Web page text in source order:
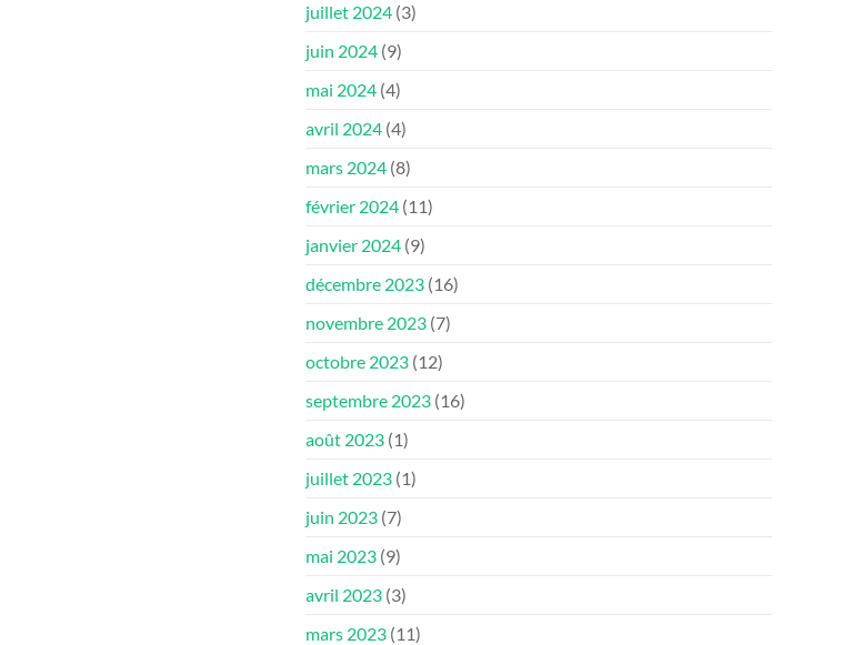
juillet 2024 (3)
juin 2024 (9)
mai 2024 (4)
avril 2024 (4)
mars 2024 (8)
février 2024 (11)
janvier 2024 (9)
décembre 2023 (16)
novembre 2023 (7)
octobre 2023 (12)
septembre 2023 (16)
août 2023 (1)
juillet 2023 (1)
juin 2023 (7)
mai 2023 (9)
avril 2023 (3)
mars 2023 (11)